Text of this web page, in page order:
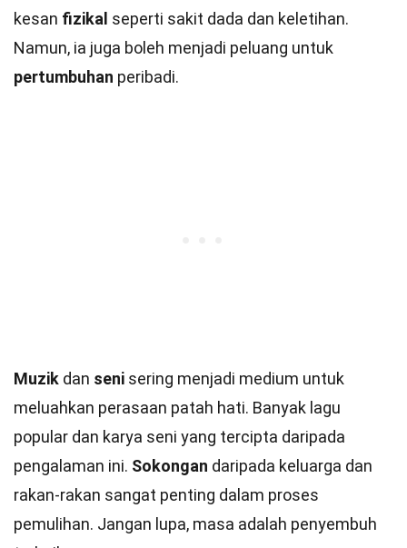
kesan fizikal seperti sakit dada dan keletihan.
Namun, ia juga boleh menjadi peluang untuk
pertumbuhan peribadi.
Muzik dan seni sering menjadi medium untuk
meluahkan perasaan patah hati. Banyak lagu
popular dan karya seni yang tercipta daripada
pengalaman ini. Sokongan daripada keluarga dan
rakan-rakan sangat penting dalam proses
pemulihan. Jangan lupa, masa adalah penyembuh